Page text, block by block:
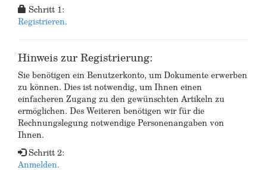
Schritt 1:
Registrieren.
Hinweis zur Registrierung:
Sie benötigen ein Benutzerkonto, um Dokumente erwerben
zu können. Dies ist notwendig, um Ihnen einen
einfacheren Zugang zu den gewünschten Artikeln zu
ermöglichen. Des Weiteren benötigen wir für die
Rechnungslegung notwendige Personenangaben von
Ihnen.
Schritt 2:
Anmelden.